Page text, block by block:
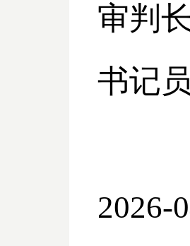
审判
书记
2026-